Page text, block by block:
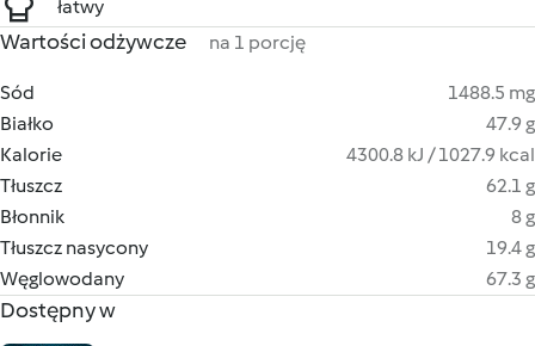
łatwy
Wartości odżywcze na 1 porcję
Sód
1488.5 mg
Białko
47.9 g
Kalorie
4300.8 kJ / 1027.9 kcal
Tłuszcz
62.1 g
Błonnik
8 g
Tłuszcz nasycony
19.4 g
Węglowodany
67.3 g
Dostępny w